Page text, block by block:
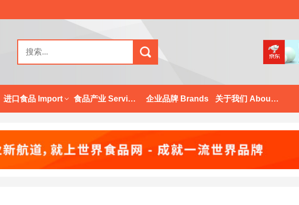
进口食品 Import 食品产业 Services 企业品牌 Brands 关于我们 About Us